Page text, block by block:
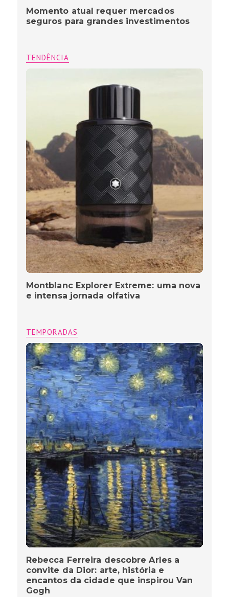
Momento atual requer mercados
seguros para grandes investimentos
TENDÊNCIA
Montblanc Explorer Extreme: uma nova
e intensa jornada olfativa
TEMPORADAS
Rebecca Ferreira descobre Arles a
convite da Dior: arte, história e
encantos da cidade que inspirou Van
Gogh